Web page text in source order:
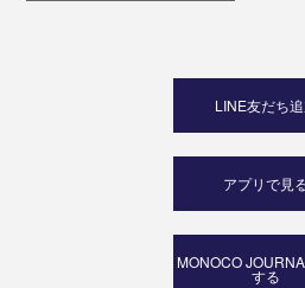
LINE友だち
アプリで見
MONOCO
する